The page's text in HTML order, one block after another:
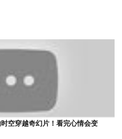
空穿越奇幻片！看完心情会变